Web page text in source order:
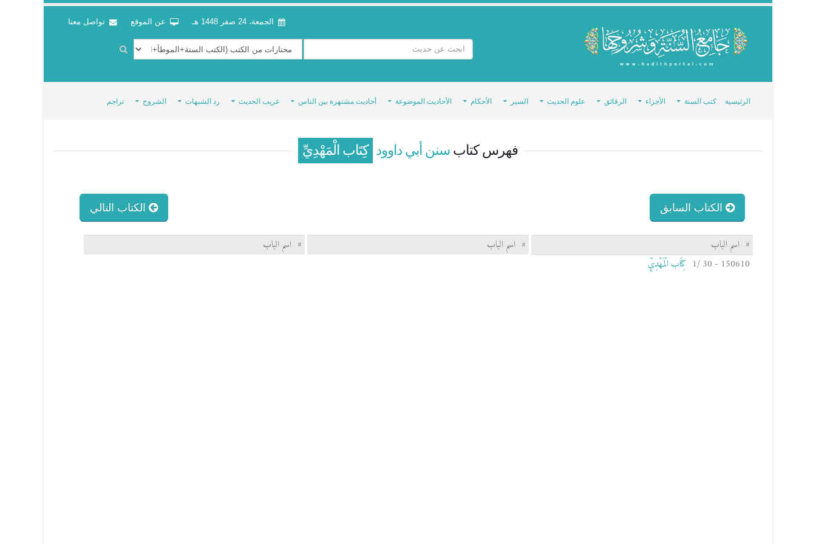
الجمعة، 24 صفر 1448 هـ عن الموقع تواصل معنا
الرئيسية كتب السنة الأجزاء الرقائق علوم الحديث السير الأحكام الأحاديث الموضوعة أحاديث مشتهرة بين الناس غريب الحديث رد الشبهات الشروح تراجم
فهرس كتاب سنن أبي داوود كِتَاب الْمَهْدِيِّ
الكتاب السابق الكتاب التالي
# اسم الباب # اسم الباب # اسم الباب
150610 - 30 /1
كِتَاب الْمَهْدِيِّ